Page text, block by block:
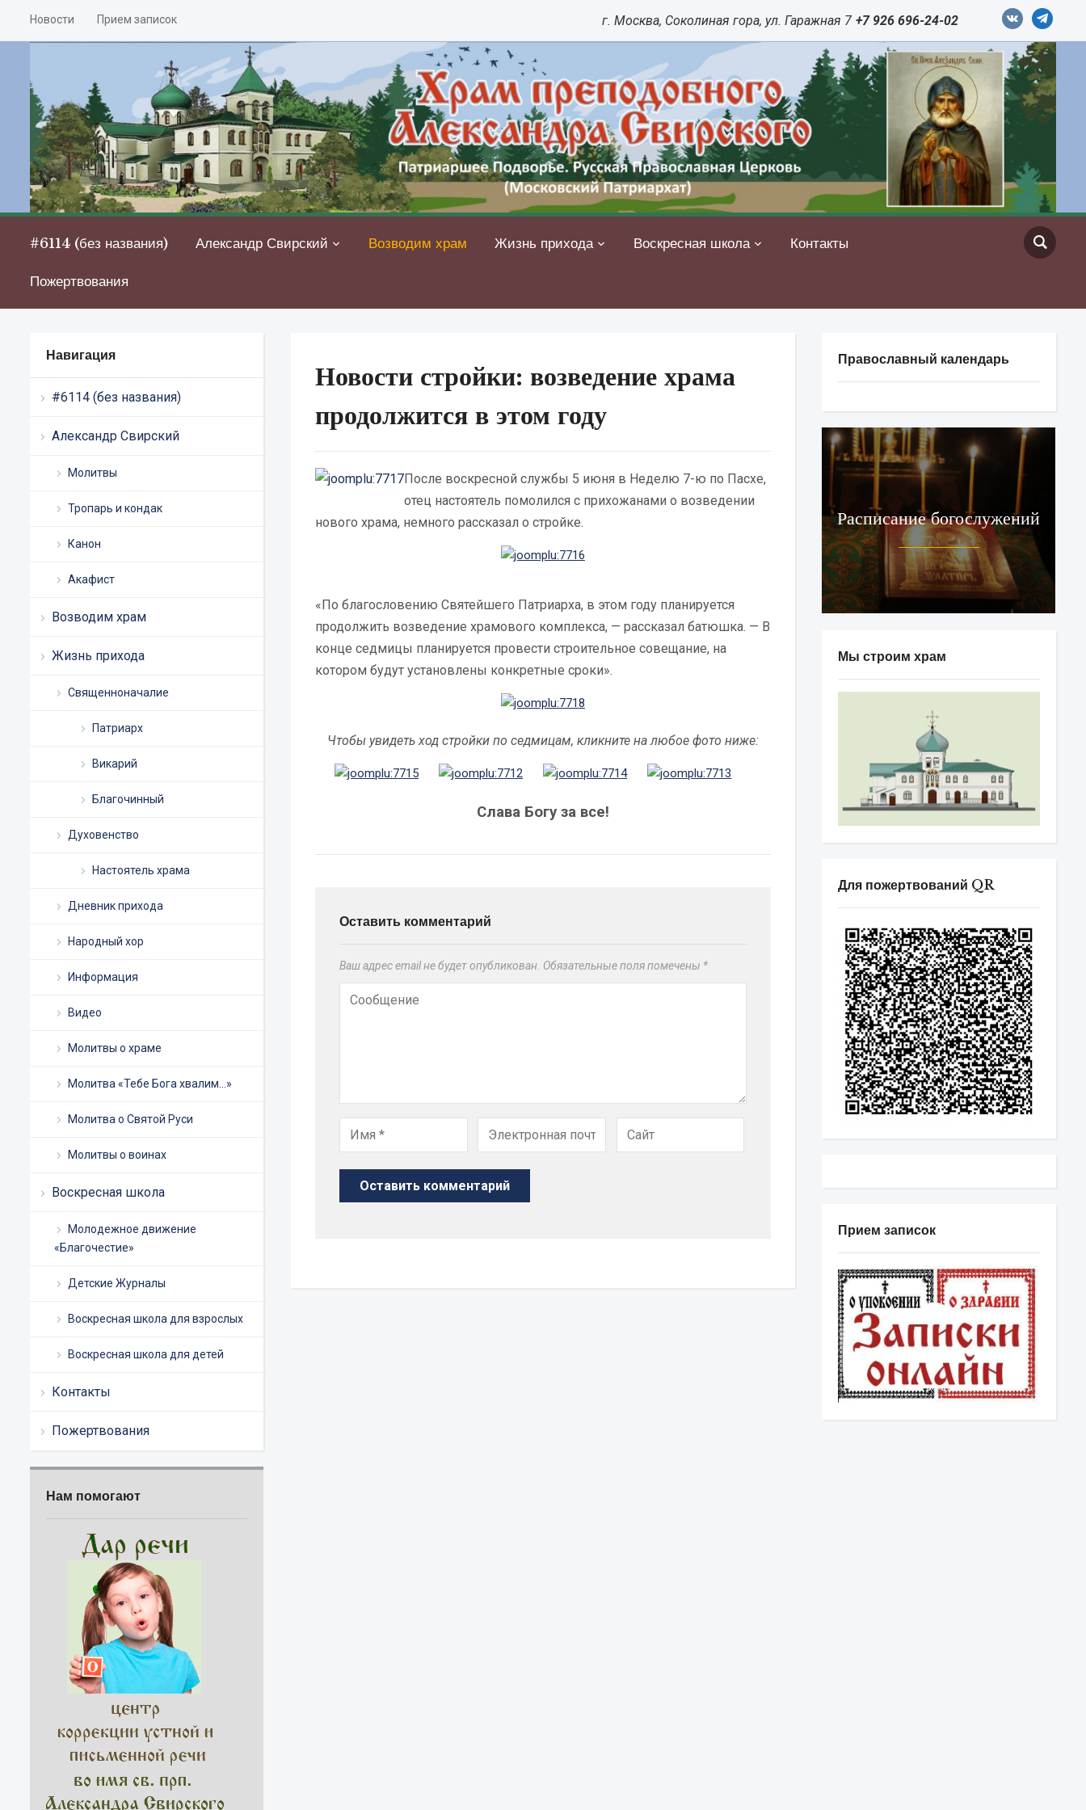
Новости Прием записок vkontaktetelegram
г. Москва, Соколиная гора, ул. Гаражная 7 +7 926 696-24-02
#6114 (без названия) Александр Свирский Возводим храм Жизнь прихода Воскресная школа Контакты
Пожертвования
Навигация
#6114 (без названия)
Александр Свирский
Молитвы
Тропарь и кондак
Канон
Акафист
Возводим храм
Жизнь прихода
Священноначалие
Патриарх
Викарий
Благочинный
Духовенство
Настоятель храма
Дневник прихода
Народный хор
Информация
Видео
Молитвы о храме
Молитва «Тебе Бога хвалим…»
Молитва о Святой Руси
Молитвы о воинах
Воскресная школа
Молодежное движение
«Благочестие»
Детские Журналы
Воскресная школа для взрослых
Воскресная школа для детей
Контакты
Пожертвования
Нам помогают
Новости стройки: возведение храма
продолжится в этом году
После воскресной службы 5 июня в Неделю 7-ю по Пасхе,
отец настоятель помолился с прихожанами о возведении
нового храма, немного рассказал о стройке.
«По благословению Святейшего Патриарха, в этом году планируется
продолжить возведение храмового комплекса, — рассказал батюшка. — В
конце седмицы планируется провести строительное совещание, на
котором будут установлены конкретные сроки».
Чтобы увидеть ход стройки по седмицам, кликните на любое фото ниже:
Слава Богу за все!
Оставить комментарий
Ваш адрес email не будет опубликован. Обязательные поля помечены *
Православный календарь
Расписание богослужений
Мы строим храм
Для пожертвований QR
Прием записок